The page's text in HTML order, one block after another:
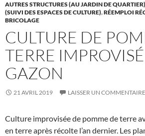
AUTRES STRUCTURES (AU JARDIN DE QUARTIER)
(SUIVI DES ESPACES DE CULTURE),RÉEMPLOI
BRICOLAGE
CULTURE DE
TERRE
GAZON
21 AVRIL 2019 LAISSER UN COMMENTAIRE
Culture improvisée de pomme de terre
en terre après récolte l’an dernier. Les